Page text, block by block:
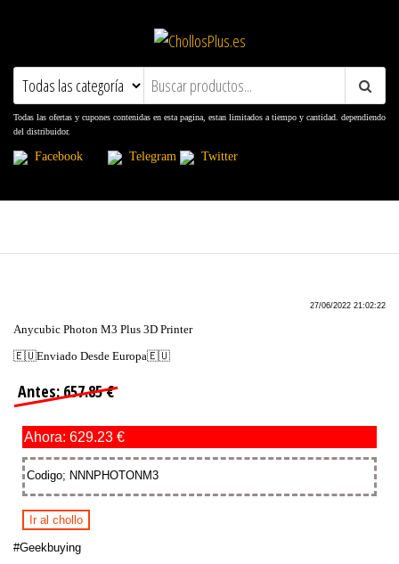
ChollosPlus.es
Ofertas, Promociones, Descuentos y
Todas las ofertas y cupones contenidas en esta pagina, estan limitados a tiempo y cantidad. dependiendo
del distribuidor.
Facebook Telegram Twitter
27/06/2022 21:02:22
Anycubic Photon M3 Plus 3D Printer
🇪🇺Enviado Desde Europa🇪🇺
Antes: 657.85 €
Ahora: 629.23 €
Codigo; NNNPHOTONM3
Ir al chollo
#Geekbuying